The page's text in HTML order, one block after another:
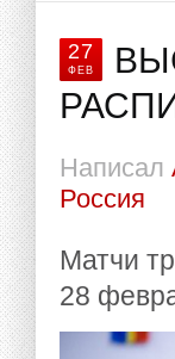
27
ФЕВ
Написал
Россия
Матчи
28